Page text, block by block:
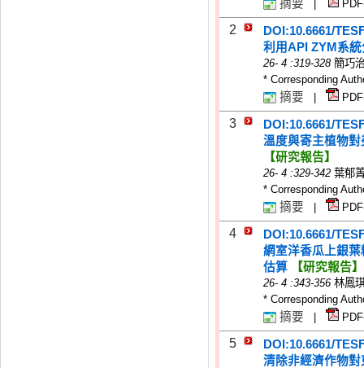
摘要
2
DOI:10.6661/
利用API ZYM系
26- 4 :319-328 簡巧
* Corresponding
摘要
3
DOI:10.6661/
溫度與寄主植物
【研究報告】
26- 4 :329-342 葉郁
* Corresponding
摘要
4
DOI:10.6661/
網室洋香瓜上銀
估算
【研究報告】
26- 4 :343-356 林鳳
* Corresponding
摘要
5
DOI:10.6661/
清除非經濟作物